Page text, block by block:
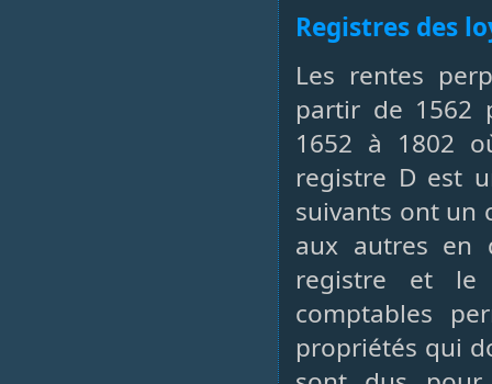
Registres des
Les rentes
partir de 1562
1652 à 1802
registre D est
suivants ont un
aux autres en
registre et le
comptables
propriétés qui